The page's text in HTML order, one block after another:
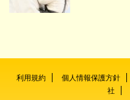
利用規約 個人情報保護方針
社